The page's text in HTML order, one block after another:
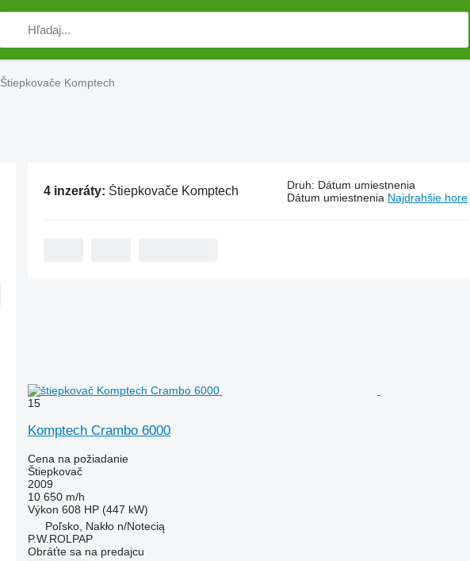
Štiepkovače Komptech
4 inzeráty: Štiepkovače Komptech Druh: Dátum umiestnenia
Dátum umiestnenia Najdrahšie hore
15
Komptech Crambo 6000
Cena na požiadanie
Štiepkovač
2009
10 650 m/h
Výkon 608 HP (447 kW)
Poľsko, Nakło n/Notecią
P.W.ROLPAP
Obráťte sa na predajcu